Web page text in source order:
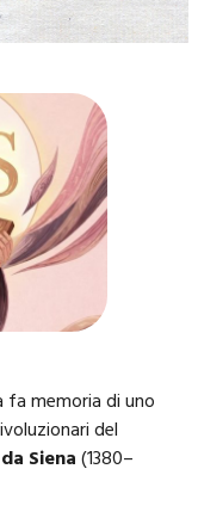
fa memoria di uno
del
Siena(1380–